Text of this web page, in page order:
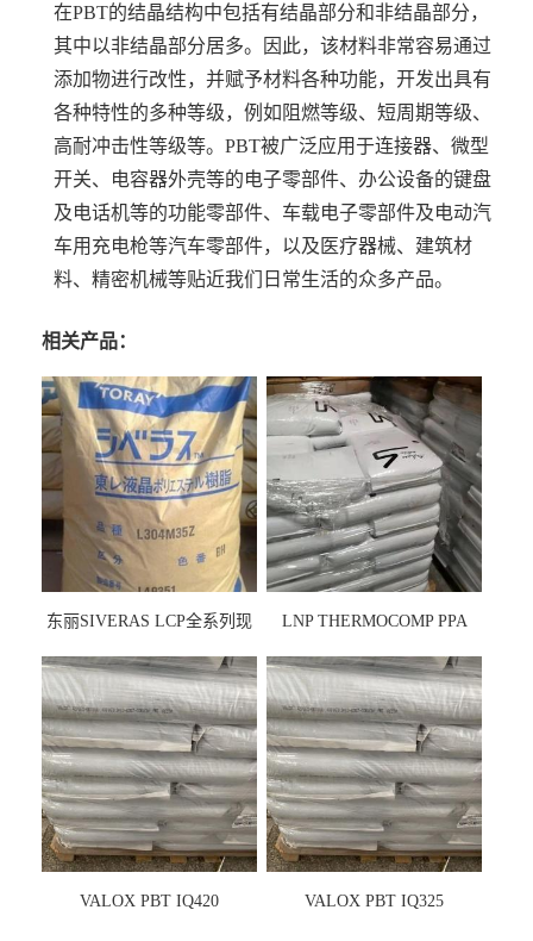
在PBT的结晶结构中包括有结晶部分和非结晶部分，
其中以非结晶部分居多。因此，该材料非常容易通过
添加物进行改性，并赋予材料各种功能，开发出具有
各种特性的多种等级，例如阻燃等级、短周期等级、
高耐冲击性等级等。PBT被广泛应用于连接器、微型
开关、电容器外壳等的电子零部件、办公设备的键盘
及电话机等的功能零部件、车载电子零部件及电动汽
车用充电枪等汽车零部件，以及医疗器械、建筑材
料、精密机械等贴近我们日常生活的众多产品。
相关产品：
东丽SIVERAS LCP全系列现
LNP THERMOCOMP PPA
VALOX PBT IQ420 VALOX PBT IQ325